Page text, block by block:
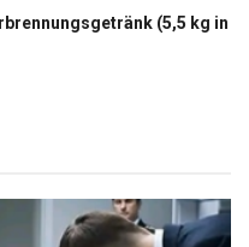
(5,5 kg in